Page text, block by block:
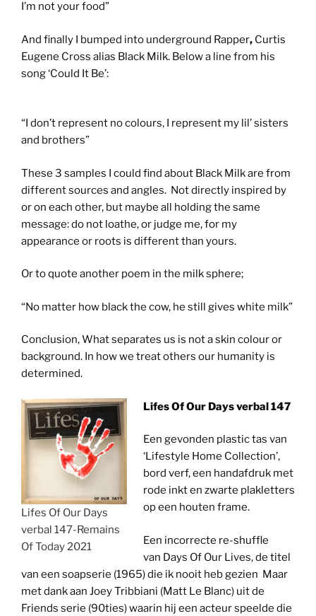
I’m not your food”
And finally I bumped into underground Rapper, Curtis
Eugene Cross alias Black Milk. Below a line from his
song ‘Could It Be’:
“I don’t represent no colours, I represent my lil’ sisters
and brothers”
These 3 samples I could find about Black Milk are from
different sources and angles. Not directly inspired by
or on each other, but maybe all holding the same
message: do not loathe, or judge me, for my
appearance or roots is different than yours.
Or to quote another poem in the milk sphere;
“No matter how black the cow, he still gives white milk”
Conclusion, What separates us is not a skin colour or
background. In how we treat others our humanity is
determined.
Lifes Of Our Days
verbal 147-Remains
Of Today 2021
Lifes Of Our Days verbal 147
Een gevonden plastic tas van
‘Lifestyle Home Collection’,
bord verf, een handafdruk met
rode inkt en zwarte plakletters
op een houten frame.
Een incorrecte re-shuffle
van Days Of Our Lives, de titel
van een soapserie (1965) die ik nooit heb gezien Maar
met dank aan Joey Tribbiani (Matt Le Blanc) uit de
Friends serie (90ties) waarin hij een acteur speelde die